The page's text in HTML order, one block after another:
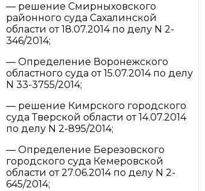
— решение Смирныховского
районного суда Сахалинской
области от 18.07.2014 по делу N 2-
346/2014;
— Определение Воронежского
областного суда от 15.07.2014 по делу
N 33-3755/2014;
— решение Кимрского городского
суда Тверской области от 14.07.2014
по делу N 2-895/2014;
— Определение Березовского
городского суда Кемеровской
области от 27.06.2014 по делу N 2-
645/2014;